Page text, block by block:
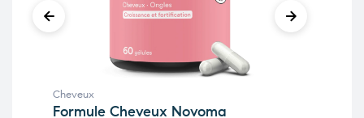
Cheveux
Formule Cheveux Novoma